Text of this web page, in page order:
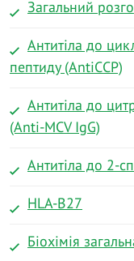
Загальний
Антитіла до
пептиду (AntiCCP)
Антитіла до
(Anti-MCV IgG)
Антитіла до 2-
HLA-B27
Біохімія